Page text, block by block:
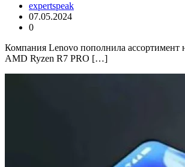
expertspeak
07.05.2024
0
Компания Lenovo пополнила ассортимент
AMD Ryzen R7 PRO […]